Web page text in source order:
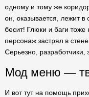
одному и тому же
он, оказывается, лежит
бесит! Глюки и баги
персонаж застрял в
Серьезно, разработчики,
Мод меню —
И вот тут на помощь